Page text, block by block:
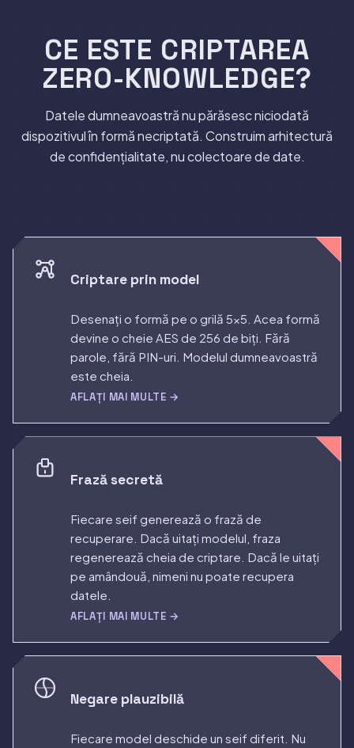
Folosiți fraza secretă
Alăturați-vă unui seif partajat
CE ESTE CRIPTAREA
ZERO-KNOWLEDGE?
Datele dumneavoastră nu părăsesc niciodată
dispozitivul în formă necriptată. Construim arhitectură
de confidențialitate, nu colectoare de date.
Criptare prin model
Desenați o formă pe o grilă 5×5. Acea formă
devine o cheie AES de 256 de biți. Fără
parole, fără PIN-uri. Modelul dumneavoastră
este cheia.
AFLAȚI MAI MULTE →
Frază secretă
Fiecare seif generează o frază de
recuperare. Dacă uitați modelul, fraza
regenerează cheia de criptare. Dacă le uitați
pe amândouă, nimeni nu poate recupera
datele.
AFLAȚI MAI MULTE →
Negare plauzibilă
Fiecare model deschide un seif diferit. Nu